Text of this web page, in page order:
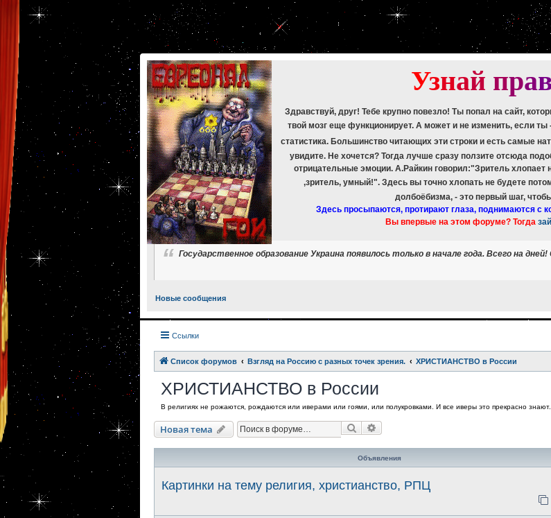
[phpBB Debug] PHP Warning : in file [ROOT]/phpbb/db/driver/mysqli.php
mysqli_fetch_assoc(): Couldn't fetch mysqli_result
[phpBB Debug] PHP Warning
[ROOT]/phpbb/db/driver/mysqli.php
mysqli_free_result(): Couldn't fetch mysqli_result
[phpBB Debug] PHP Warning
: in file [ROOT]/phpbb/db/driver/mysqli.php 265 :mysqli_fetch_assoc(): Couldn't fetch mysqli_result
[phpBB Debug] PHP Warning
: in file [ROOT]/phpbb/db/driver/mysqli.php on line 329 :mysqli_free_result(): Couldn't fetch mysqli_result
[phpBB Debug] PHP Warning
[ROOT]/phpbb/db/driver/mysqli.php on line 265 : mysqli_fetch_assoc(): Couldn't fetch mysqli_result
[phpBB Debug] PHP Warning
[ROOT]/phpbb/db/driver/mysqli.php on line mysqli_free_result(): Couldn't fetch mysqli_result
Узнай пра
Здравствуй, друг! Тебе крупно повезло! Ты попал на сайт,
твой мозг еще функционирует. А может и не изменить, если ты
статистика. Большинство читающих эти строки и есть самые
увидите. Не хочется? Тогда лучше сразу ползите отсюда
отрицательные эмоции. А.Райкин говорил:"Зритель хлопает
,зритель, умный!". Здесь вы точно хлопать не будете
долбоёбизма, - это первый шаг,
Здесь просыпаются, протирают глаза, поднимаются с
Вы впервые на этом форуме? Тогда
Государственное образование Украина появилось только в начале года. Всего на дней!
Новые сообщения
Ссылки
Список форумов Взгляд на Россию с разных точек зрения. ХРИСТИАНСТВО в России
ХРИСТИАНСТВО в России
В религиях не рожаются, рождаются или иверами или гоями, или полукровками. И все иверы это прекрасно
Новая тема Поиск
Объявления
Картинки на тему религия, христианство, РПЦ